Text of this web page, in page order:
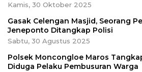
Kamis, 30 Oktober 2025
Gasak Celengan Masjid, Seorang
Jeneponto Ditangkap Polisi
Sabtu, 30 Agustus 2025
Polsek Moncongloe Maros
Diduga Pelaku Pembusuran Warga